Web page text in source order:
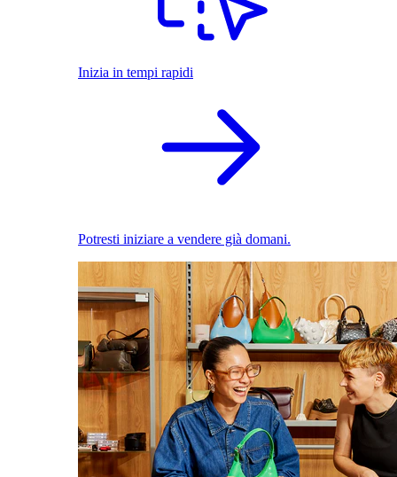
Inizia in tempi rapidi
Potresti iniziare a vendere già domani.